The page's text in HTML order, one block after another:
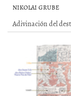
NIKOLAI GRUBE
Adivinación del